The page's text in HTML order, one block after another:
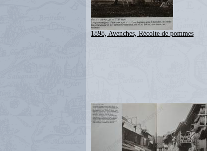
1898, Avenches, Récolte de pommes